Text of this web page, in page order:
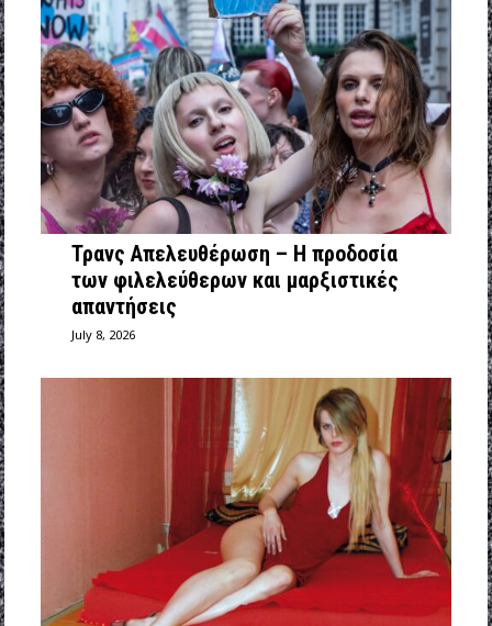
Τρανς Απελευθέρωση – Η προδοσία
των φιλελεύθερων και μαρξιστικές
απαντήσεις
July 8, 2026